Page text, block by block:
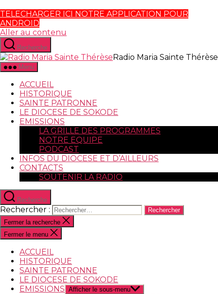
TELECHARGER ICI NOTRE APPLICATION POUR
ANDROID
Aller au contenu
Recherche
Radio Maria Sainte Thérèse
Menu
ACCUEIL
HISTORIQUE
SAINTE PATRONNE
LE DIOCESE DE SOKODE
EMISSIONS
LA GRILLE DES PROGRAMMES
NOTRE EQUIPE
PODCAST
INFOS DU DIOCESE ET D’AILLEURS
CONTACTS
SOUTENIR LA RADIO
Recherche
Rechercher :
Fermer la recherche
Fermer le menu
ACCUEIL
HISTORIQUE
SAINTE PATRONNE
LE DIOCESE DE SOKODE
EMISSIONS Afficher le sous-menu